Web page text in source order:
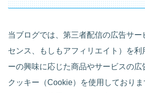
当ブログでは、第三者配信の広告サー
センス、もしもアフィリエイト）を
ーの興味に応じた商品やサービスの広
クッキー（Cookie）を使用しておりま